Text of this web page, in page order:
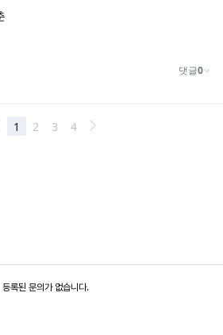
등록된 문의가 없습니다.